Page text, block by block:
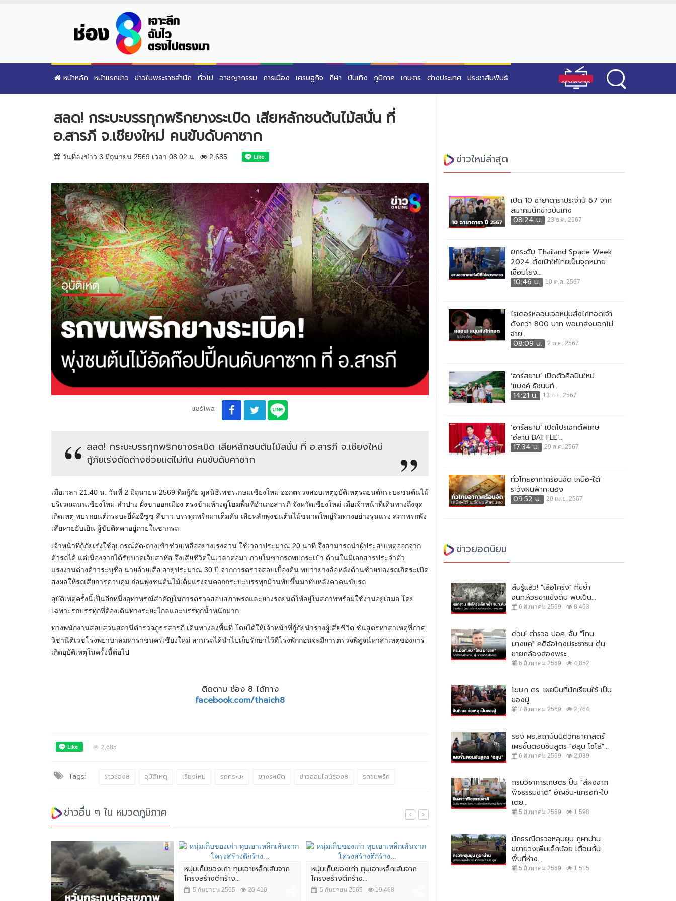
หน้าหลัก หน้าแรกข่าว ข่าวในพระราชสำนัก ทั่วไป อาชญากรรม การเมือง เศรษฐกิจ กีฬา บันเทิง ภูมิภาค เกษตร ต่างประเทศ ประชาสัมพันธ์
สลด! กระบะบรรทุกพริกยางระเบิด เสียหลักชนต้นไม้สนั่น ที่
อ.สารภี จ.เชียงใหม่ คนขับดับคาซาก
วันที่ลงข่าว 3 มิถุนายน 2569 เวลา 08:02 น. 2,685
แชร์โพส
สลด! กระบะบรรทุกพริกยางระเบิด เสียหลักชนต้นไม้สนั่น ที่ อ.สารภี จ.เชียงใหม่
กู้ภัยเร่งตัดถ่างช่วยแต่ไม่ทัน คนขับดับคาซาก
เมื่อเวลา 21.40 น. วันที่ 2 มิถุนายน 2569 ทีมกู้ภัย มูลนิธิเพชรเกษมเชียงใหม่ ออกตรวจสอบเหตุอุบัติเหตุรถยนต์กระบะชนต้นไม้
บริเวณถนนเชียงใหม่-ลำปาง ฝั่งขาออกเมือง ตรงข้ามห้างดูโฮมพื้นที่อำเภอสารภี จังหวัดเชียงใหม่ เมื่อเจ้าหน้าที่เดินทางถึงจุด
เกิดเหตุ พบรถยนต์กระบะยี่ห้ออีซูซุ สีขาว บรรทุกพริกมาเต็มคัน เสียหลักพุ่งชนต้นไม้ขนาดใหญ่ริมทางอย่างรุนแรง สภาพรถพัง
เสียหายยับเยิน ผู้ขับติดคาอยู่ภายในซากรถ
เจ้าหน้าที่กู้ภัยเร่งใช้อุปกรณ์ตัด-ถ่างเข้าช่วยเหลืออย่างเร่งด่วน ใช้เวลาประมาณ 20 นาที จึงสามารถนำผู้ประสบเหตุออกจาก
ตัวรถได้ แต่เนื่องจากได้รับบาดเจ็บสาหัส จึงเสียชีวิตในเวลาต่อมา ภายในซากรถพบกระเป๋า ด้านในมีเอกสารประจำตัว
แรงงานต่างด้าวระบุชื่อ นายอ้ายเสือ อายุประมาณ 30 ปี จากการตรวจสอบเบื้องต้น พบว่ายางล้อหลังด้านซ้ายของรถเกิดระเบิด
ส่งผลให้รถเสียการควบคุม ก่อนพุ่งชนต้นไม้เต็มแรงจนคอกกระบะบรรทุกม้วนพับขึ้นมาทับหลังคาคนขับรถ
อุบัติเหตุครั้งนี้เป็นอีกหนึ่งอุทาหรณ์สำคัญในการตรวจสอบสภาพรถและยางรถยนต์ให้อยู่ในสภาพพร้อมใช้งานอยู่เสมอ โดย
เฉพาะรถบรรทุกที่ต้องเดินทางระยะไกลและบรรทุกน้ำหนักมาก
ทางพนักงานสอบสวนสถานีตำรวจภูธรสารภี เดินทางลงพื้นที่ โดยได้ให้เจ้าหน้าที่กู้ภัยนำร่างผู้เสียชีวิต ชันสูตรหาสาเหตุที่ภาค
วิชานิติเวชโรงพยาบาลมหาราชนครเชียงใหม่ ส่วนรถได้นำไปเก็บรักษาไว้ที่โรงพักก่อนจะมีการตรวจพิสูจน์หาสาเหตุของการ
เกิดอุบัติเหตุในครั้งนี้ต่อไป
ติดตาม ช่อง 8 ได้ทาง
facebook.com/thaich8
2,685
Tags: ข่าวช่อง8 อุบัติเหตุ เชียงใหม่ รถกระบะ ยางระเบิด ข่าวออนไลน์ช่อง8 รถขนพริก
ข่าวอื่น ๆ ใน หมวดภูมิภาค
หนุ่มเก็บของเก่า ทุบเอาเหล็กเส้นจาก
โครงสร้างตึกร้าง...
5 กันยายน 2565 20,410
หนุ่มเก็บของเก่า ทุบเอาเหล็กเส้นจาก
โครงสร้างตึกร้าง...
5 กันยายน 2565 19,468
4 นักท่องเที่ยวตกทะเลเกาะล้าน ร่าง
ลุงพลเผยไม่กังวลอัศวินขี่ม้าขาวโดด
ข่าวใหม่ล่าสุด
เปิด 10 ฉายาดาราประจำปี 67 จาก
สมาคมนักข่าวบันเทิง
08:24 น.
23 ธ.ค. 2567
ยกระดับ Thailand Space Week
2024 ตั้งเป้าให้ไทยเป็นจุดหมาย
เชื่อมโยง...
10:46 น.
10 ต.ค. 2567
ไรเดอร์หลอนเจอหนุ่มสั่งไก่ทอดเจ้า
ดังกว่า 800 บาท พอมาส่งบอกไม่
จ่าย...
08:09 น.
2 ต.ค. 2567
‘อาร์สยาม’ เปิดตัวศิลปินใหม่
‘แบงค์ ธัชนนท์...
14:21 น.
13 ก.ย. 2567
‘อาร์สยาม’ เปิดโปรเจกต์พิเศษ
‘อีสาน BATTLE’...
17:34 น.
29 ส.ค. 2567
ทั่วไทยอากาศร้อนจัด เหนือ-ใต้
ระวังฝนฟ้าคะนอง
09:52 น.
20 เม.ย. 2567
ข่าวยอดนิยม
สืบรู้แล้ว! "เสือโคร่ง" ที่ขย้ำ
จนท.ห้วยขาแข้งดับ พบเป็น...
6 สิงหาคม 2569 8,463
ด่วน! ตำรวจ ปอศ. จับ "โทน
บางแค" คดีฉ้อโกงประชาชน ตุ๋น
ขายกล้องส่องพระ...
6 สิงหาคม 2569 4,852
โฆษก ตร. เผยปืนที่นักเรียนใช้ เป็น
ของปู่
7 สิงหาคม 2569 2,764
รอง ผอ.สถาบันนิติวิทยาศาสตร์
เผยขั้นตอนชันสูตร "ฮลุน โซโล่"...
6 สิงหาคม 2569 2,039
กรมวิชาการเกษตร ปั้น "สีผงจาก
พืชธรรมชาติ" อัญชัน-แครอท-ใบ
เตย...
5 สิงหาคม 2569 1,598
นักธรณีตรวจหลุมยุบ ภูผาม่าน
ขยายวงเพิ่มเล็กน้อย เตือนกั้น
พื้นที่ห่าง...
5 สิงหาคม 2569 1,515